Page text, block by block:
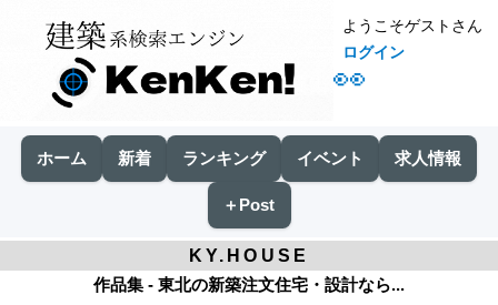
👀
ようこそゲストさん
ログイン
ホーム 新着 ランキング イベント 求人情報
＋Post
KY.HOUSE
作品集 - 東北の新築注文住宅・設計なら...